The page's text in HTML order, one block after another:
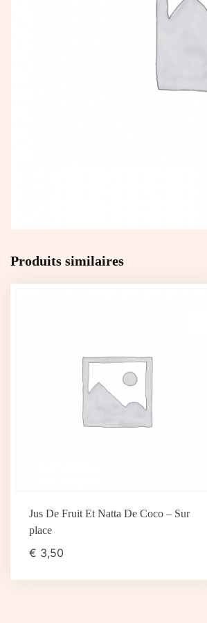
Produits similaires
Jus De Fruit Et Natta De Coco – Sur
place
€ 3,50